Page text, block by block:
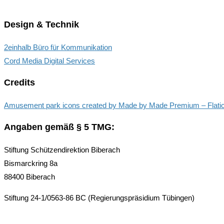
Design & Technik
2einhalb Büro für Kommunikation
Cord Media Digital Services
Credits
Amusement park icons created by Made by Made Premium –
Angaben gemäß § 5 TMG:
Stiftung Schützendirektion Biberach
Bismarckring 8a
88400 Biberach
Stiftung 24-1/0563-86 BC (Regierungspräsidium Tübingen)